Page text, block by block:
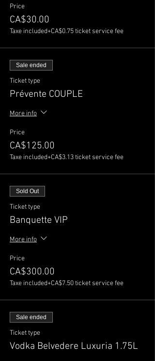
Price
CA$30.00
Taxe included+CA$0.75 ticket service fee
Sale ended
Ticket type
Prévente COUPLE
More info
Price
CA$125.00
Taxe included+CA$3.13 ticket service fee
Sold Out
Ticket type
Banquette VIP
More info
Price
CA$300.00
Taxe included+CA$7.50 ticket service fee
Sale ended
Ticket type
Vodka Belvedere Luxuria 1.75L